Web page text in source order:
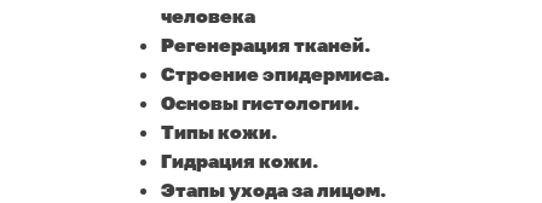
человека
Регенерация тканей.
Строение эпидермиса.
Основы гистологии.
Типы кожи.
Гидрация кожи.
Этапы ухода за лицом.